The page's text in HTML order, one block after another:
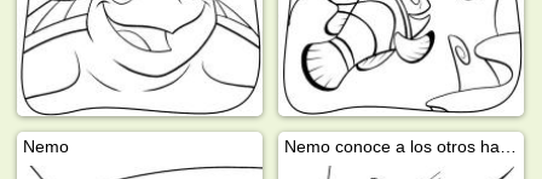
Nemo Nemo conoce a los otros habitantes